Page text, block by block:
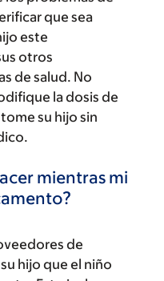
que sea
este
otros
de salud. No
la dosis de
su hijo sin
mientras mi
de
hijo que el niño